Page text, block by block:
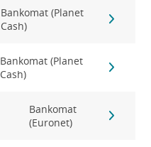
Bankomat (Planet
Cash)
Bankomat (Planet
Cash)
Bankomat
(Euronet)